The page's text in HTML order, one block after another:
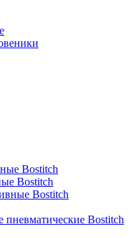
Bostitch
Bostitch
Bostitch
пневматические Bostitch